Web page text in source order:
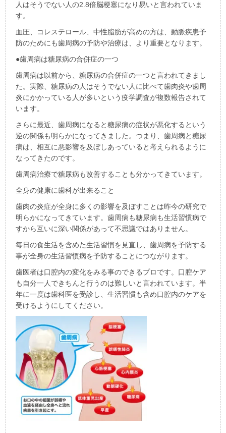
人はそうでない人の2.8倍脳梗塞になり易いと言われていま
す。
血圧、コレステロール、中性脂肪が高めの方は、動脈疾患予
防のためにも歯周病の予防や治療は、より重要となります。
●歯周病は糖尿病の合併症の一つ
歯周病は以前から、糖尿病の合併症の一つと言われてきまし
た。実際、糖尿病の人はそうでない人に比べて歯肉炎や歯周
炎にかかっている人が多いという疫学調査が複数報告されて
います。
さらに最近、 歯周病になると糖尿病の症状が悪化する という
逆の関係も明らかになってきました。つまり、歯周病と糖尿
病は、相互に悪影響を及ぼしあっていると考えられるように
なってきたのです。
歯周病治療で糖尿病も改善することも分かってきています。
全身の健康に歯科が出来ること
歯肉の炎症が全身に多くの影響を及ぼすことは昨今の研究で
明らかになってきています。歯周病も糖尿病も生活習慣病で
すから互いに深い関係があって不思議ではありません。
毎日の食生活を含めた生活習慣を見直し、 歯周病を予防する
事が全身の生活習慣病を予防することにつながります。
歯医者は口腔内の変化をみる事のできるプロです。口腔ケア
も自分一人できちんと行うのは難しいと言われています。半
年に一度は歯科医を受診し、生活習慣も含め口腔内のケアを
受けるようにしてください。